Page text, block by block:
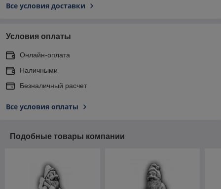
Все условия доставки
Условия оплаты
Онлайн-оплата
Наличными
Безналичный расчет
Все условия оплаты
Подобные товары компании